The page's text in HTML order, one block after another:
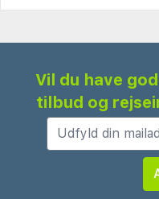
Vil du have
tilbud og